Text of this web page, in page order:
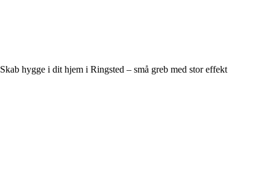
Skab hygge i dit hjem i Ringsted – små greb med stor effekt